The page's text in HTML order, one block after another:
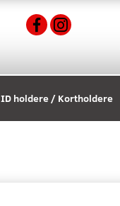
ID holdere / Kortholdere